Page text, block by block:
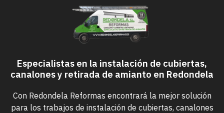
Especialistas en la instalación de cubiertas,
canalones y retirada de amianto en Redondela
Con Redondela Reformas encontrará la mejor solución